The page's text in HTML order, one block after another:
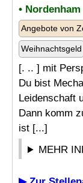
• Nordenham
Angebote von
Weihnachtsgeld
[. .. ] mit
Du bist
Leidenschaft
Dann komm
ist [...]
MEHR